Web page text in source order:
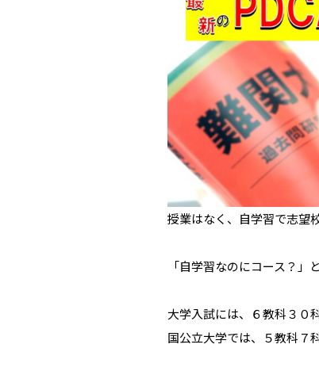
授業はなく、自学習で志望
「自学習なのにコース？
大学入試には、６教科３０
国公立大学では、５教科７